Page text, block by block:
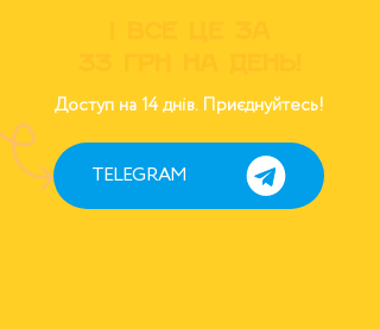
Доступ на 14 днів. Приєднуйтесь!
TELEGRAM